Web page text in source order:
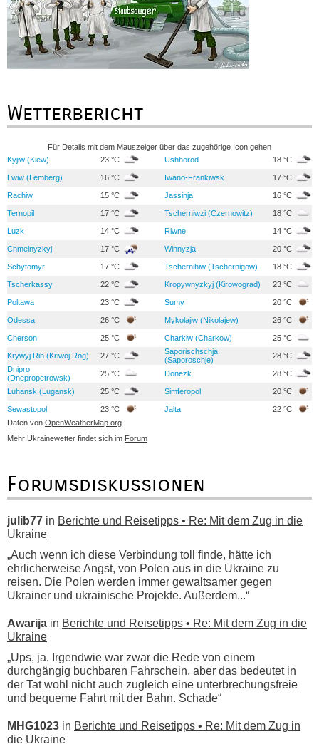
Wetterbericht
Für Details mit dem Mauszeiger über das zugehörige Icon gehen
Kyjiw (Kiew)
23 °C Ushhorod 18 °C
Lwiw (Lemberg) 16 °C Iwano-Frankiwsk 17 °C
Rachiw 15 °C Jassinja 16 °C
Ternopil 17 °C Tscherniwzi (Czernowitz) 18 °C
Luzk 14 °C Riwne 14 °C
Chmelnyzkyj 17 °C Winnyzja 20 °C
Schytomyr 17 °C Tschernihiw (Tschernigow) 18 °C
Tscherkassy 22 °C Kropywnyzkyj (Kirowograd) 23 °C
Poltawa 23 °C Sumy 20 °C
Odessa 26 °C Mykolajiw (Nikolajew) 26 °C
Cherson 25 °C Charkiw (Charkow) 25 °C
Krywyj Rih (Kriwoj Rog) 27 °C
Saporischschja
(Saporoschje)
28 °C
Dnipro
(Dnepropetrowsk)
25 °C Donezk 28 °C
Luhansk (Lugansk) 25 °C Simferopol 20 °C
Sewastopol 23 °C Jalta
22 °C
Daten von OpenWeatherMap.org
Mehr Ukrainewetter findet sich im Forum
Forumsdiskussionen
julib77 in Berichte und Reisetipps • Re: Mit dem Zug in die
Ukraine
„Auch wenn ich diese Verbindung toll finde, hätte ich
ehrlicherweise Angst, von Polen aus in die Ukraine zu
reisen. Die Polen werden immer gewaltsamer gegen
Ukrainer und ukrainische Projekte. Außerdem...“
Awarija in Berichte und Reisetipps • Re: Mit dem Zug in die
Ukraine
„Ups, ja. Irgendwie war zwar die Rede von einem
durchgängig buchbaren Fahrschein, aber das bedeutet in
der Tat wohl nicht auch zugleich eine unterbrechungsfreie
und bequeme Fahrt mit der Bahn. Schade“
MHG1023 in Berichte und Reisetipps • Re: Mit dem Zug in
die Ukraine